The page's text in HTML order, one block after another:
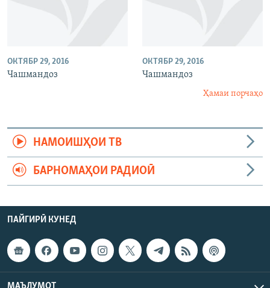
ОКТЯБР 29, 2016
Чашмандоз
ОКТЯБР 29, 2016
Чашмандоз
Ҳамаи порчаҳо
НАМОИШҲОИ ТВ
БАРНОМАҲОИ РАДИОӢ
ПАЙГИРӢ КУНЕД
МАЪЛУМОТ